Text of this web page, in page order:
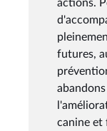
actions.
futures,
canine et